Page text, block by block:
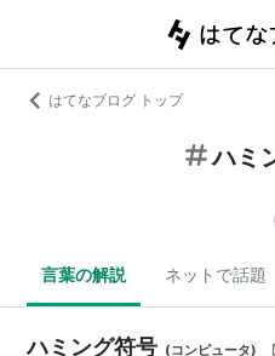
はてなブログ トップ
ハミ
言葉の解説 ネットで話題
ハミング符号 (コンピュータ)